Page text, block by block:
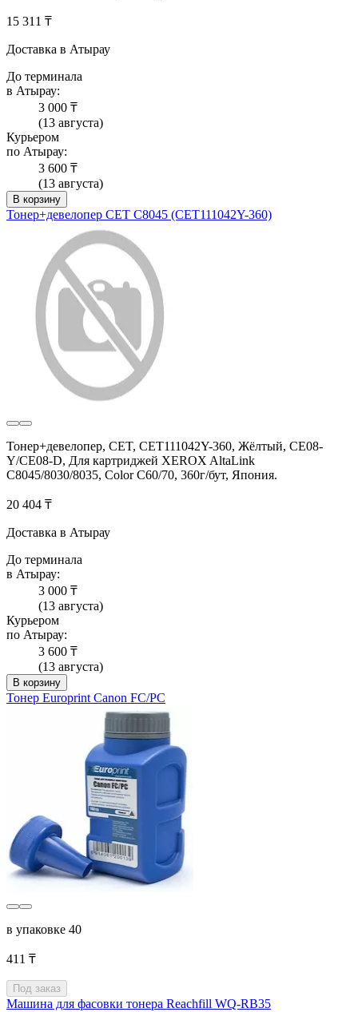
15 311 ₸
Доставка в Атырау
До терминала
в Атырау:
3 000 ₸
(13 августа)
Курьером
по Атырау:
3 600 ₸
(13 августа)
В корзину
Тонер+девелопер CET C8045 (CET111042Y-360)
Тонер+девелопер, CET, CET111042Y-360, Жёлтый, CE08-
Y/CE08-D, Для картриджей XEROX AltaLink
C8045/8030/8035, Color C60/70, 360г/бут, Япония.
20 404 ₸
Доставка в Атырау
До терминала
в Атырау:
3 000 ₸
(13 августа)
Курьером
по Атырау:
3 600 ₸
(13 августа)
В корзину
Тонер Europrint Canon FC/PC
в упаковке 40
411 ₸
Под заказ
Машина для фасовки тонера Reachfill WQ-RB35